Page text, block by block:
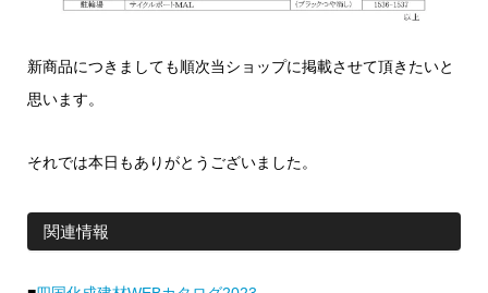
新商品につきましても順次当ショップに掲載させて頂きたいと
思います。
それでは本日もありがとうございました。
関連情報